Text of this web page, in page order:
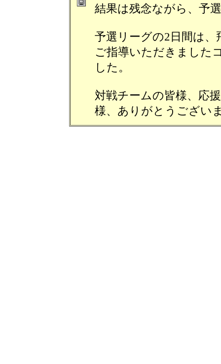
結果は残念ながら、予
予選リーグの2日間は、
ご指導いただきました
した。
対戦チームの皆様、応
様、ありがとうござい